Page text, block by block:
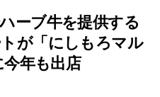
ーブ牛を提供する
が「にしもろマル
年も出店